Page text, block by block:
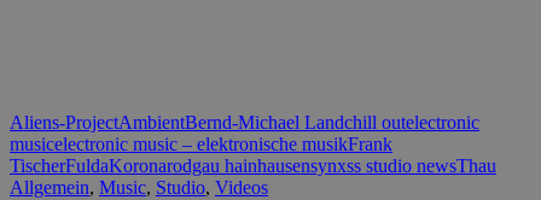
Aliens-ProjectAmbientBernd-Michael Landchill outelectronic
musicelectronic music – elektronische musikFrank
TischerFuldaKoronarodgau hainhausensynxss studio newsThau
Allgemein, Music, Studio, Videos